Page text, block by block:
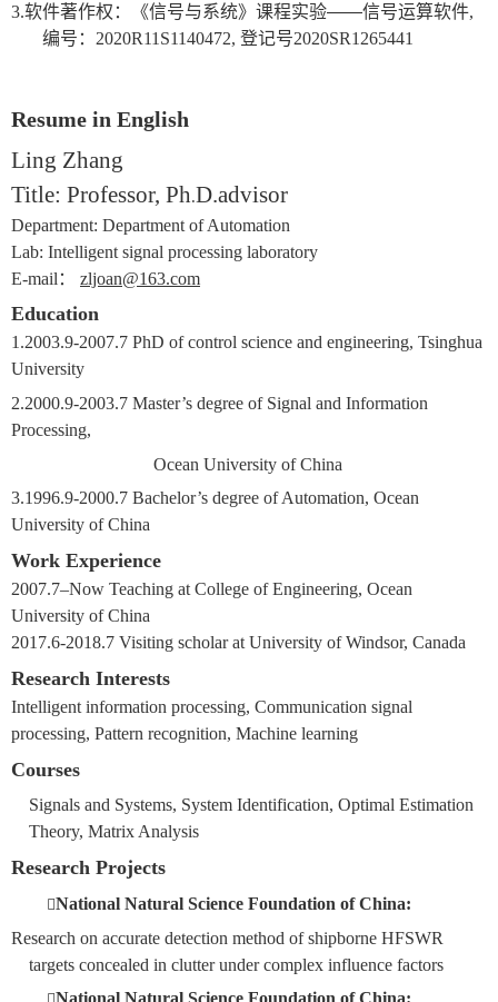
3.软件著作权：《信号与系统》课程实验——信号运算软件,
编号： 2020R11S1140472, 登记号2020SR1265441
Resume in English
Ling Zhang
Title: Professor, Ph.D.advisor
Department: Department of Automation
Lab: Intelligent signal processing laboratory
E-mail ： zljoan@163.com
Education
1.2003.9-2007.7 PhD of control science and engineering, Tsinghua
University
2.2000.9-2003.7 Master’s degree of Signal and Information
Processing,
Ocean University of China
3.1996.9-2000.7 Bachelor’s degree of Automation, Ocean
University of China
Work Experience
2007.7–Now Teaching at College of Engineering, Ocean
University of China
2017.6-2018.7 Visiting scholar at University of Windsor, Canada
Research Interests
Intelligent information processing, Communication signal
processing, Pattern recognition, Machine learning
Courses
Signals and Systems, System Identification, Optimal Estimation
Theory, Matrix Analysis
Research Projects
National Natural Science Foundation of China:
Research on accurate detection method of shipborne HFSWR
targets concealed in clutter under complex influence factors